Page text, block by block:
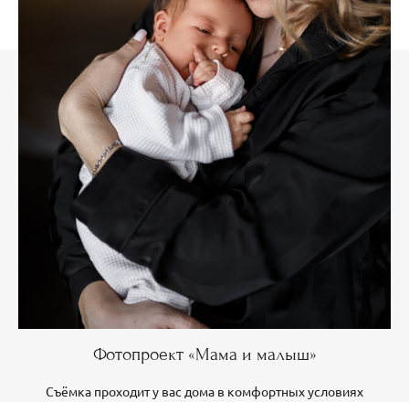
Фотопроект «Мама и малыш»
Съёмка проходит у вас дома в комфортных условиях